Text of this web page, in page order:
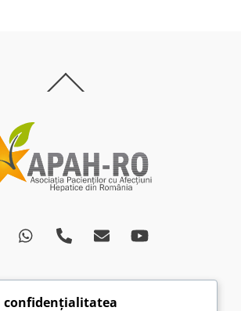
To
confidențialitatea